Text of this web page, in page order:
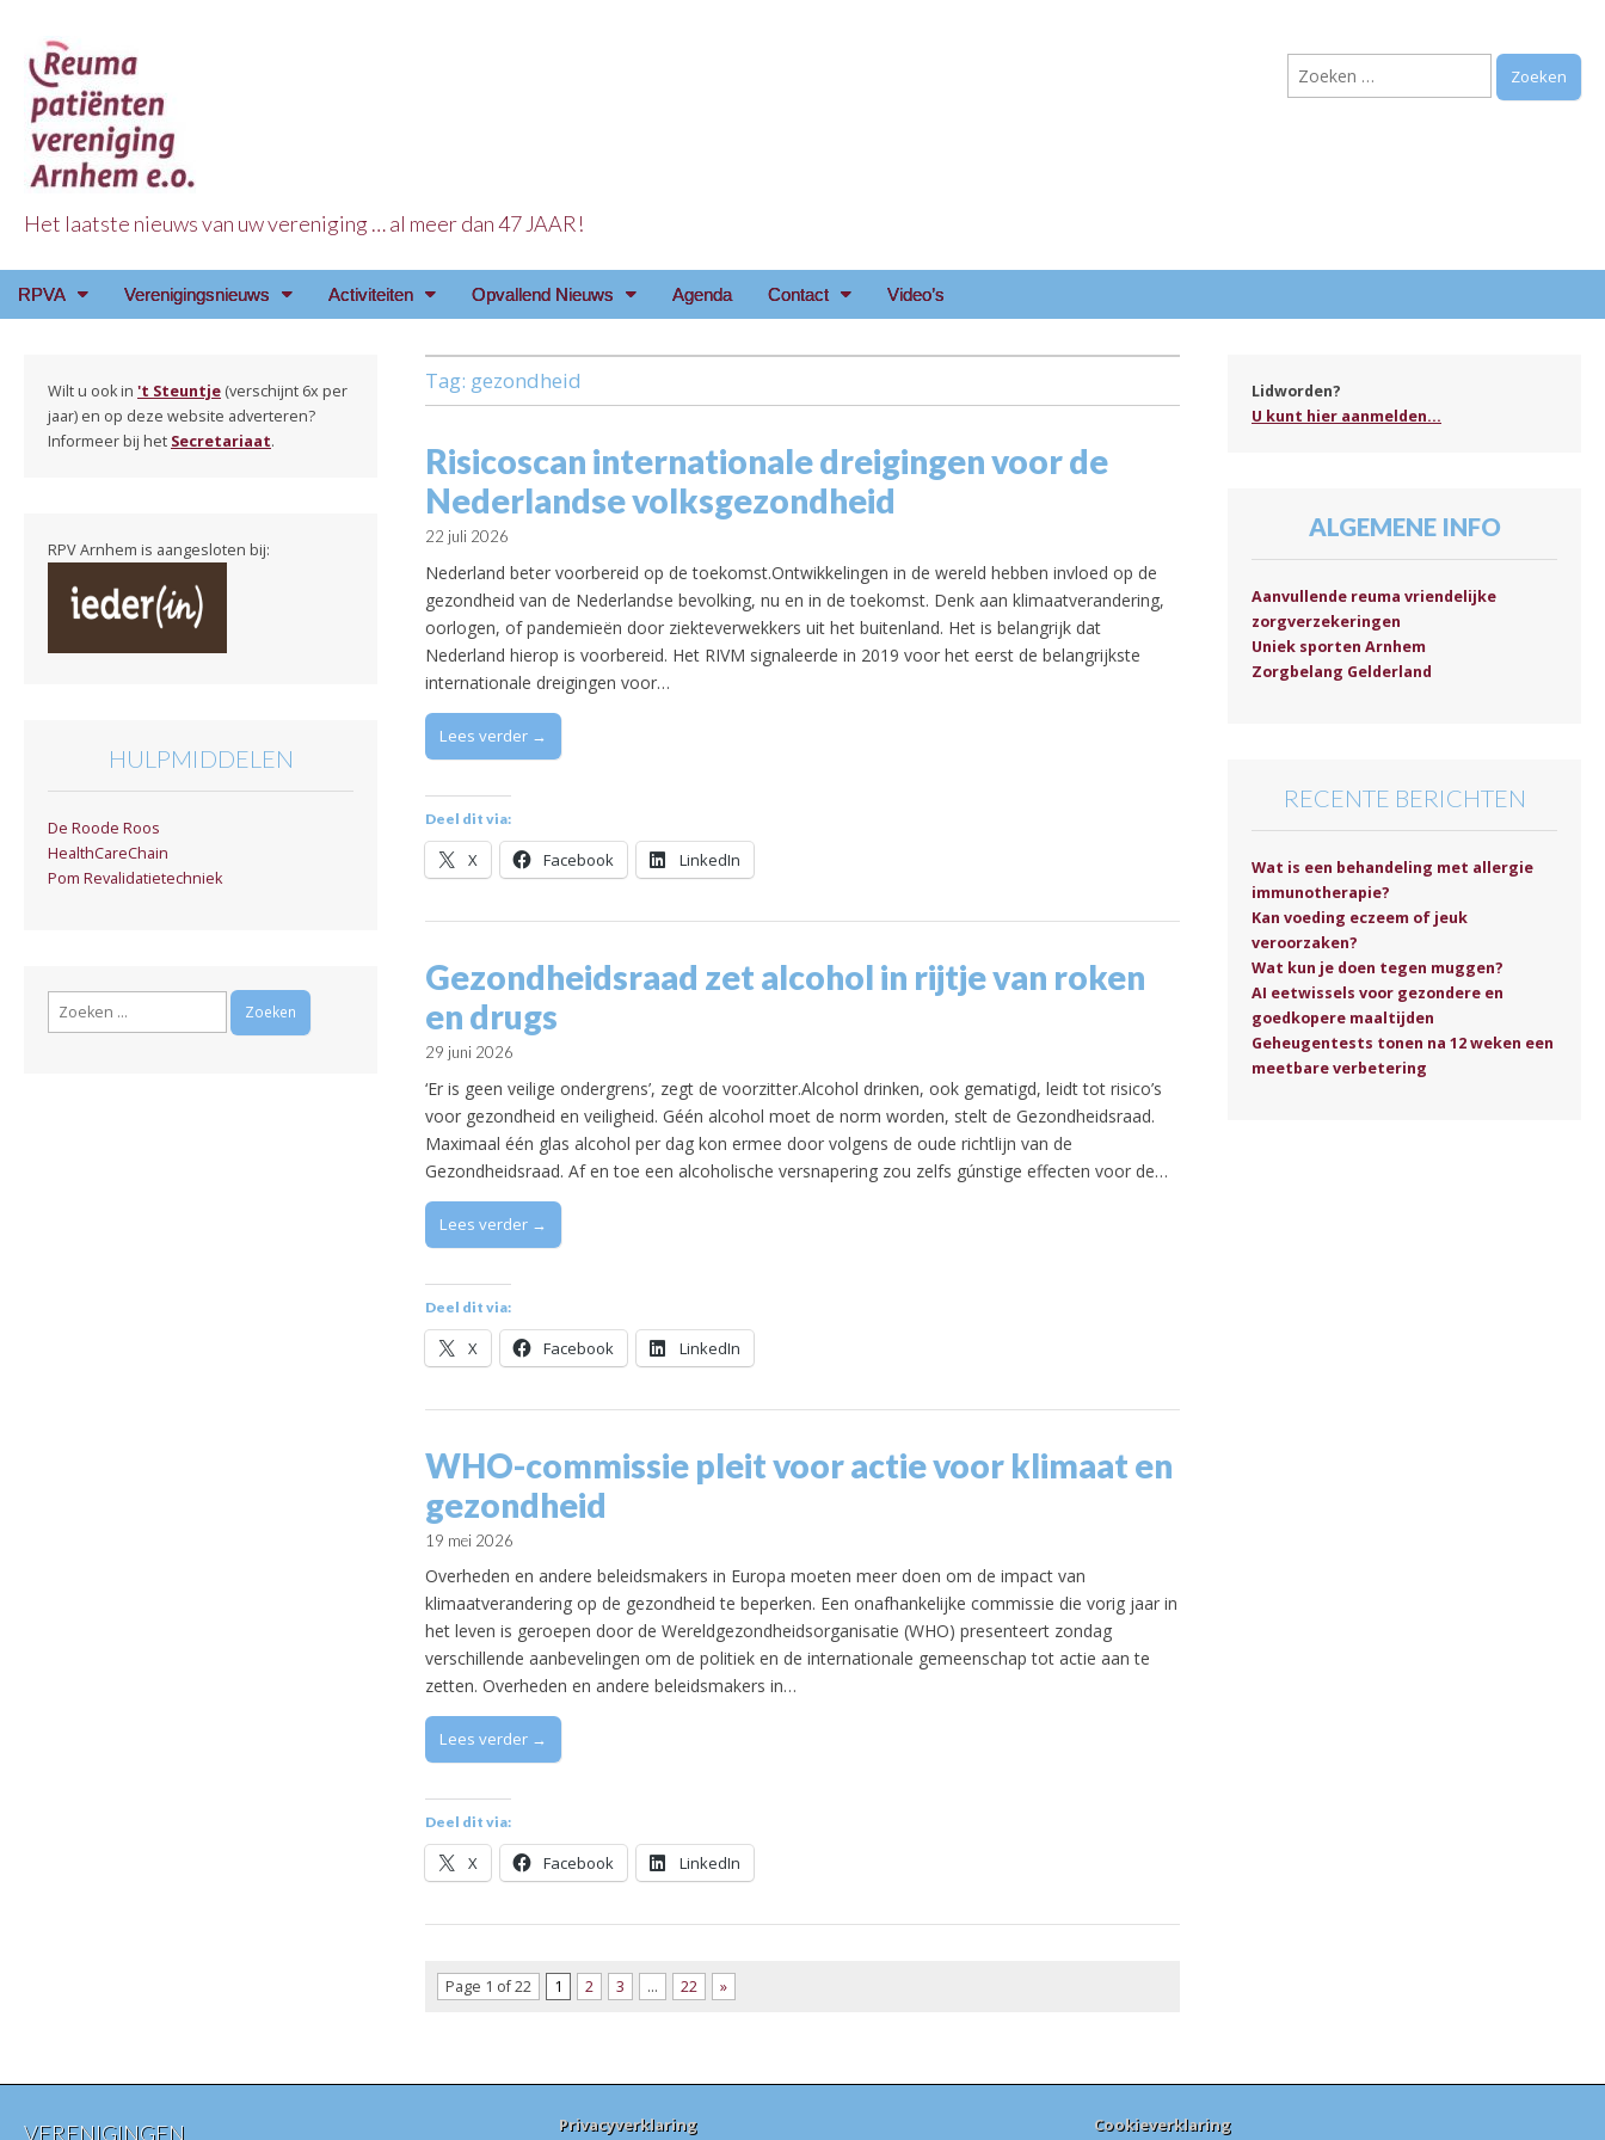
Reuma Patienten Vereniging Arnhem e.o.
Het laatste nieuws van uw vereniging … al meer dan 47 JAAR!
Zoeken
naar:
Main
Skip
RPVA Verenigingsnieuws Activiteiten Opvallend Nieuws Agenda Contact Video’s
Tag: gezondheid
Risicoscan internationale dreigingen voor de
Nederlandse volksgezondheid
22 juli 2026
Nederland beter voorbereid op de toekomst.Ontwikkelingen in de wereld hebben invloed op de
gezondheid van de Nederlandse bevolking, nu en in de toekomst. Denk aan klimaatverandering,
oorlogen, of pandemieën door ziekteverwekkers uit het buitenland. Het is belangrijk dat
Nederland hierop is voorbereid. Het RIVM signaleerde in 2019 voor het eerst de belangrijkste
internationale dreigingen voor…
Lees verder →
Deel dit via:
X Facebook LinkedIn
Gezondheidsraad zet alcohol in rijtje van roken
en drugs
29 juni 2026
‘Er is geen veilige ondergrens’, zegt de voorzitter.Alcohol drinken, ook gematigd, leidt tot risico’s
voor gezondheid en veiligheid. Géén alcohol moet de norm worden, stelt de Gezondheidsraad.
Maximaal één glas alcohol per dag kon ermee door volgens de oude richtlijn van de
Gezondheidsraad. Af en toe een alcoholische versnapering zou zelfs gúnstige effecten voor de…
Lees verder →
Deel dit via:
X Facebook LinkedIn
WHO-commissie pleit voor actie voor klimaat en
gezondheid
19 mei 2026
Overheden en andere beleidsmakers in Europa moeten meer doen om de impact van
klimaatverandering op de gezondheid te beperken. Een onafhankelijke commissie die vorig jaar in
het leven is geroepen door de Wereldgezondheidsorganisatie (WHO) presenteert zondag
verschillende aanbevelingen om de politiek en de internationale gemeenschap tot actie aan te
zetten. Overheden en andere beleidsmakers in…
Lees verder →
Deel dit via:
X Facebook LinkedIn
Page 1 of 22 1 2 3 … 22 »
Wilt u ook in 't Steuntje (verschijnt 6x per
jaar) en op deze website adverteren?
Informeer bij het Secretariaat.
RPV Arnhem is aangesloten bij:
HULPMIDDELEN
De Roode Roos
HealthCareChain
Pom Revalidatietechniek
Zoeken
Lidworden?
U kunt hier aanmelden...
ALGEMENE INFO
Aanvullende reuma vriendelijke
zorgverzekeringen
Uniek sporten Arnhem
Zorgbelang Gelderland
RECENTE BERICHTEN
Wat is een behandeling met allergie
immunotherapie?
Kan voeding eczeem of jeuk
veroorzaken?
Wat kun je doen tegen muggen?
AI eetwissels voor gezondere en
goedkopere maaltijden
Geheugentests tonen na 12 weken een
meetbare verbetering
VERENIGINGEN Privacyverklaring Cookieverklaring